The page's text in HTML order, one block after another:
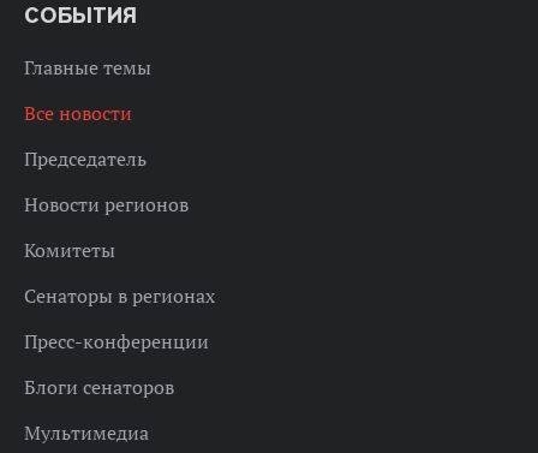
СОБЫТИЯ
Главные темы
Все новости
Председатель
Новости регионов
Комитеты
Сенаторы в регионах
Пресс-конференции
Блоги сенаторов
Мультимедиа